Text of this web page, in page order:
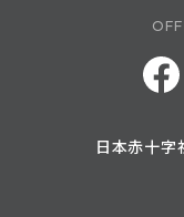
日本赤十字